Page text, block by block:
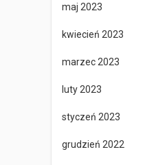
maj 2023
kwiecień 2023
marzec 2023
luty 2023
styczeń 2023
grudzień 2022